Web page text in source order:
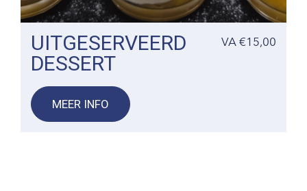
UITGESERVEERD
DESSERT
VA €15,00
MEER INFO